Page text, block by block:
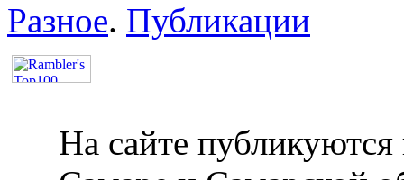
Разное. Публикации
На сайте публикуются